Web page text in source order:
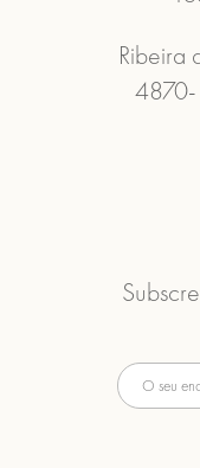
Ribeira
4870-